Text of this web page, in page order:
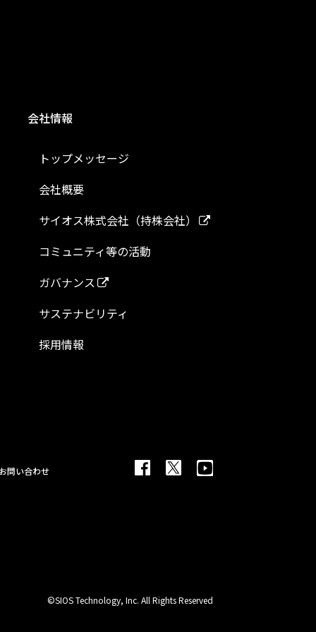
会社情報
トップメッセージ
会社概要
サイオス株式会社（持株会社）
コミュニティ等の活動
ガバナンス
サステナビリティ
採用情報
問い合わせ
©SIOS Technology, Inc. All Rights Reserved